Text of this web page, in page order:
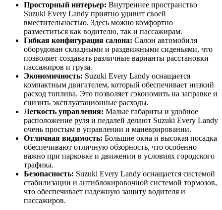
Просторный интерьер: Внутреннее пространство
Suzuki Every Landy приятно удивит своей
вместительностью. Здесь можно комфортно
разместиться как водителю, так и пассажирам.
Гибкая конфигурация салона: Салон автомобиля
оборудован складными и раздвижными сиденьями, что
позволяет создавать различные варианты расстановки
пассажиров и груза.
Экономичность: Suzuki Every Landy оснащается
компактным двигателем, который обеспечивает низкий
расход топлива. Это позволяет сэкономить на заправке и
снизить эксплуатационные расходы.
Легкость управления: Малые габариты и удобное
расположение руля и педалей делают Suzuki Every Landy
очень простым в управлении и маневрировании.
Отличная видимость: Большие окна и высокая посадка
обеспечивают отличную обзорность, что особенно
важно при парковке и движении в условиях городского
трафика.
Безопасность: Suzuki Every Landy оснащается системой
стабилизации и антиблокировочной системой тормозов,
что обеспечивает надежную защиту водителя и
пассажиров.